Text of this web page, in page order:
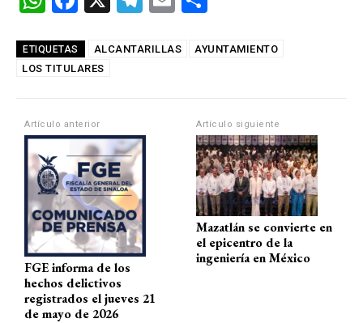
at
s
p
p
ce
b
o
k
e
m
ail m
tir
ETIQUETAS ALCANTARILLAS
AYUNTAMIENTO
LOS TITULARES
Artículo anterior
FGE informa de los
hechos delictivos
registrados el jueves 21
de mayo de 2026
Artículo siguiente
Mazatlán se convierte en
el epicentro de la
ingeniería en México